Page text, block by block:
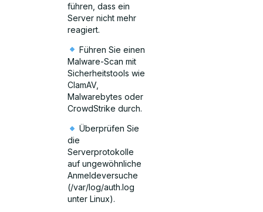
führen, dass ein
Server nicht mehr
reagiert.
Führen Sie einen
Malware-Scan mit
Sicherheitstools wie
ClamAV,
Malwarebytes oder
CrowdStrike durch.
Überprüfen Sie
die
Serverprotokolle
auf ungewöhnliche
Anmeldeversuche
(/var/log/auth.log
unter Linux).